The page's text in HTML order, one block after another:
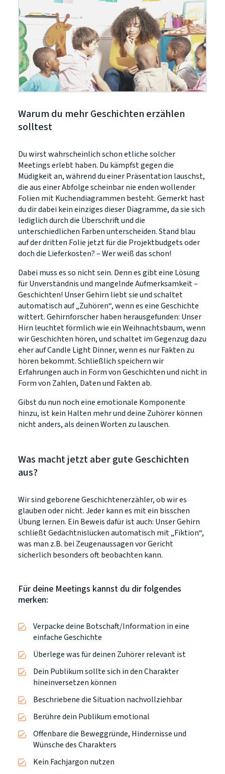
Warum du mehr Geschichten erzählen
solltest
Du wirst wahrscheinlich schon etliche solcher
Meetings erlebt haben. Du kämpfst gegen die
Müdigkeit an, während du einer Präsentation lauschst,
die aus einer Abfolge scheinbar nie enden wollender
Folien mit Kuchendiagrammen besteht. Gemerkt hast
du dir dabei kein einziges dieser Diagramme, da sie sich
lediglich durch die Überschrift und die
unterschiedlichen Farben unterscheiden. Stand blau
auf der dritten Folie jetzt für die Projektbudgets oder
doch die Lieferkosten? – Wer weiß das schon!
Dabei muss es so nicht sein. Denn es gibt eine Lösung
für Unverständnis und mangelnde Aufmerksamkeit –
Geschichten! Unser Gehirn liebt sie und schaltet
automatisch auf „Zuhören“, wenn es eine Geschichte
wittert. Gehirnforscher haben herausgefunden: Unser
Hirn leuchtet förmlich wie ein Weihnachtsbaum, wenn
wir Geschichten hören, und schaltet im Gegenzug dazu
eher auf Candle Light Dinner, wenn es nur Fakten zu
hören bekommt. Schließlich speichern wir
Erfahrungen auch in Form von Geschichten und nicht in
Form von Zahlen, Daten und Fakten ab.
Gibst du nun noch eine emotionale Komponente
hinzu, ist kein Halten mehr und deine Zuhörer können
nicht anders, als deinen Worten zu lauschen.
Was macht jetzt aber gute Geschichten
aus?
Wir sind geborene Geschichtenerzähler, ob wir es
glauben oder nicht. Jeder kann es mit ein bisschen
Übung lernen. Ein Beweis dafür ist auch: Unser Gehirn
schließt Gedächtnislücken automatisch mit „Fiktion“,
was man z.B. bei Zeugenaussagen vor Gericht
sicherlich besonders oft beobachten kann.
Für deine Meetings kannst du dir folgendes
merken:
Verpacke deine Botschaft/Information in eine
einfache Geschichte
Überlege was für deinen Zuhörer relevant ist
Dein Publikum sollte sich in den Charakter
hineinversetzen können
Beschriebene die Situation nachvollziehbar
Berühre dein Publikum emotional
Offenbare die Beweggründe, Hindernisse und
Wünsche des Charakters
Kein Fachjargon nutzen